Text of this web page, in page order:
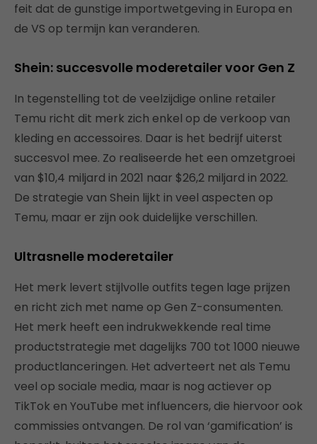
feit dat de gunstige importwetgeving in Europa en
de VS op termijn kan veranderen.
Shein: succesvolle moderetailer voor Gen Z
In tegenstelling tot de veelzijdige online retailer
Temu richt dit merk zich enkel op de verkoop van
kleding en accessoires. Daar is het bedrijf uiterst
succesvol mee. Zo realiseerde het een omzetgroei
van $10,4 miljard in 2021 naar $26,2 miljard in 2022.
De strategie van Shein lijkt in veel aspecten op
Temu, maar er zijn ook duidelijke verschillen.
Ultrasnelle moderetailer
Het merk levert stijlvolle outfits tegen lage prijzen
en richt zich met name op Gen Z-consumenten.
Het merk heeft een indrukwekkende real time
productstrategie met dagelijks 700 tot 1000 nieuwe
productlanceringen. Het adverteert net als Temu
veel op sociale media, maar is nog actiever op
TikTok en YouTube met influencers, die hiervoor ook
commissies ontvangen. De rol van ‘gamification’ is